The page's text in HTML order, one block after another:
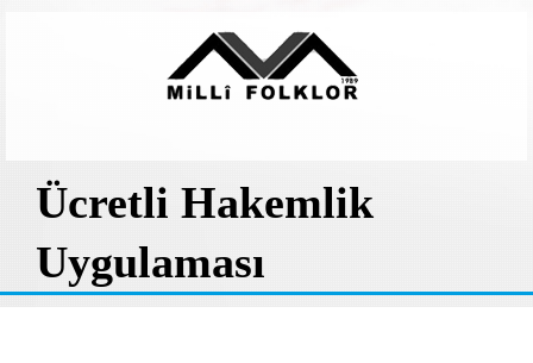
Ücretli Hakemlik
Uygulaması